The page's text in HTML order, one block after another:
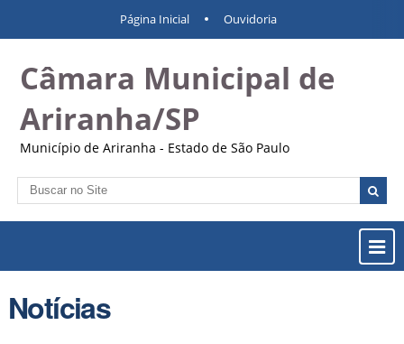
Página Inicial Ouvidoria
Câmara Municipal de
Ariranha/SP
Município de Ariranha - Estado de São Paulo
Busca
ou
Notícias